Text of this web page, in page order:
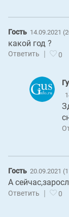
Гость 14.09.2021
какой год ?
Ответить 0
Гость 20.09.2021
А
Ответить | 0